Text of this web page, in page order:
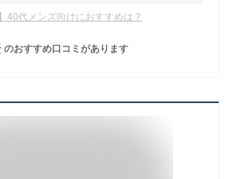
40代メンズ向けにおすすめは？
のおすすめ口コミがあります